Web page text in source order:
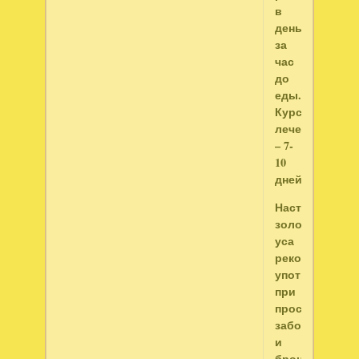
в
день
за
час
до
еды.
Курс
лечения
– 7-
10
дней.
Настойку
золотого
уса
употреблять
при
простудных
заболеваниях
и